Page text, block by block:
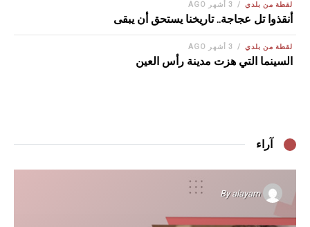
لقطة من بلدي
أنقذوا تل عجاجة.. تاريخنا يستحق أن يبقى
لقطة من بلدي
السينما التي هزت مدينة رأس العين
آراء
Byalayam